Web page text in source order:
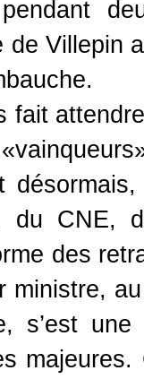
de
fait
du CNE,
des
ministre,
s’est